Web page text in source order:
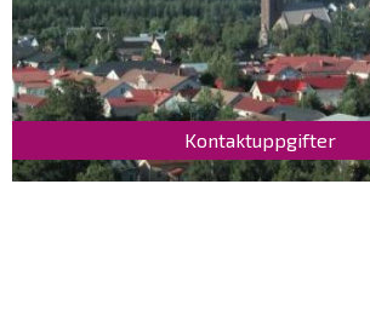
Kontaktuppgifter